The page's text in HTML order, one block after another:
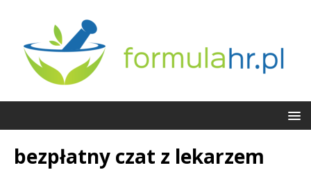
bezpłatny czat z lekarzem